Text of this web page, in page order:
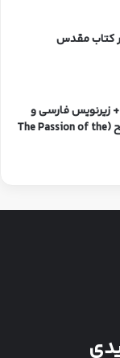
کتاب مقدس
زیرنویس فارسی و
دوبله فارسی مصاعب مسیح (The Passion of the